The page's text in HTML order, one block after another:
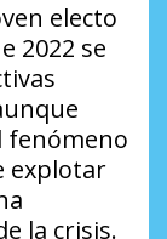
electo
2022 se
fenómeno
explotar
la crisis.